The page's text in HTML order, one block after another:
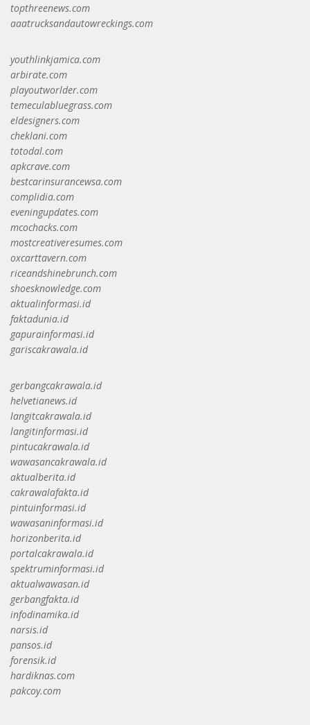
topthreenews.com
aaatrucksandautowreckings.com
youthlinkjamica.com
arbirate.com
playoutworlder.com
temeculabluegrass.com
eldesigners.com
cheklani.com
totodal.com
apkcrave.com
bestcarinsurancewsa.com
complidia.com
eveningupdates.com
mcochacks.com
mostcreativeresumes.com
oxcarttavern.com
riceandshinebrunch.com
shoesknowledge.com
aktualinformasi.id
faktadunia.id
gapurainformasi.id
gariscakrawala.id
gerbangcakrawala.id
helvetianews.id
langitcakrawala.id
langitinformasi.id
pintucakrawala.id
wawasancakrawala.id
aktualberita.id
cakrawalafakta.id
pintuinformasi.id
wawasaninformasi.id
horizonberita.id
portalcakrawala.id
spektruminformasi.id
aktualwawasan.id
gerbangfakta.id
infodinamika.id
narsis.id
pansos.id
forensik.id
hardiknas.com
pakcoy.com